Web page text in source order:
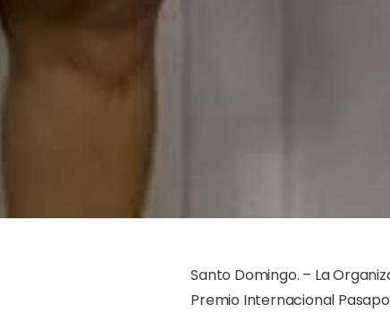
Santo Domingo. – La
Premio Internacional